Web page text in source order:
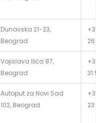
Dunavska 21-23,
Beograd
Vojislava Ilića 87,
Beograd
31
Autoput za Novi Sad
102, Beograd
23